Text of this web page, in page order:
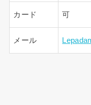
カード 可
メール